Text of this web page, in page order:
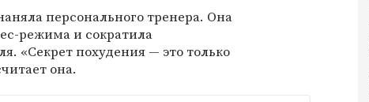
персонального тренера. Она
режима и сократила
«Секрет похудения — это только
она.